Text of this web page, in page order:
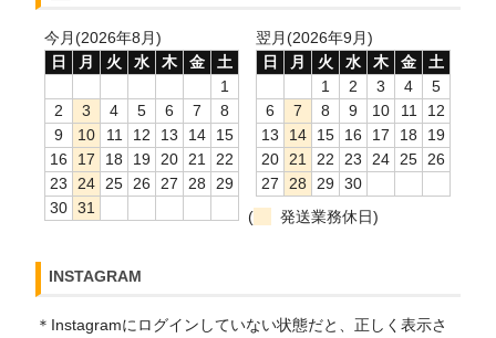
今月(2026年8月)
日
月 火 水 木 金
土
1
2
3 4 5 6 7
8
9
10 11 12 13 14
15
16
17 18 19 20 21
22
23
24 25 26 27 28
29
30 31
翌月(2026年9月)
日
月 火 水 木 金
土
1
2 3 4
5
6
7 8 9 10 11
12
13
14 15 16 17 18
19
20
21 22 23 24 25
26
27
28 29
30
(
発送業務休日)
INSTAGRAM
＊Instagramにログインしていない状態だと、正しく表示さ